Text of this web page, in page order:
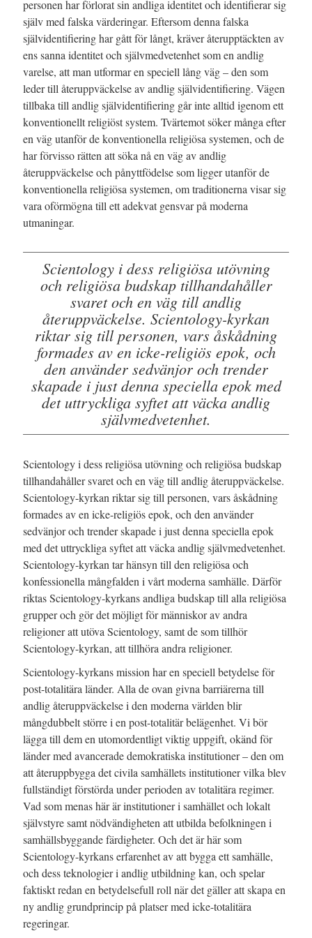
personen har förlorat sin andliga identitet och identifierar sig
själv med falska värderingar. Eftersom denna falska
självidentifiering har gått för långt, kräver återupptäckten av
ens sanna identitet och självmedvetenhet som en andlig
varelse, att man utformar en speciell lång väg – den som
leder till återuppväckelse av andlig självidentifiering. Vägen
tillbaka till andlig självidentifiering går inte alltid igenom ett
konventionellt religiöst system. Tvärtemot söker många efter
en väg utanför de konventionella religiösa systemen, och de
har förvisso rätten att söka nå en väg av andlig
återuppväckelse och pånyttfödelse som ligger utanför de
konventionella religiösa systemen, om traditionerna visar sig
vara oförmögna till ett adekvat gensvar på moderna
utmaningar.
Scientology i dess religiösa utövning
och religiösa budskap tillhandahåller
svaret och en väg till andlig
återuppväckelse. Scientology-kyrkan
riktar sig till personen, vars åskådning
formades av en icke-religiös epok, och
den använder sedvänjor och trender
skapade i just denna speciella epok med
det uttryckliga syftet att väcka andlig
självmedvetenhet.
Scientology i dess religiösa utövning och religiösa budskap
tillhandahåller svaret och en väg till andlig återuppväckelse.
Scientology-kyrkan riktar sig till personen, vars åskådning
formades av en icke-religiös epok, och den använder
sedvänjor och trender skapade i just denna speciella epok
med det uttryckliga syftet att väcka andlig självmedvetenhet.
Scientology-kyrkan tar hänsyn till den religiösa och
konfessionella mångfalden i vårt moderna samhälle. Därför
riktas Scientology-kyrkans andliga budskap till alla religiösa
grupper och gör det möjligt för människor av andra
religioner att utöva Scientology, samt de som tillhör
Scientology-kyrkan, att tillhöra andra religioner.
Scientology-kyrkans mission har en speciell betydelse för
post-totalitära länder. Alla de ovan givna barriärerna till
andlig återuppväckelse i den moderna världen blir
mångdubbelt större i en post-totalitär belägenhet. Vi bör
lägga till dem en utomordentligt viktig uppgift, okänd för
länder med avancerade demokratiska institutioner – den om
att återuppbygga det civila samhällets institutioner vilka blev
fullständigt förstörda under perioden av totalitära regimer.
Vad som menas här är institutioner i samhället och lokalt
självstyre samt nödvändigheten att utbilda befolkningen i
samhällsbyggande färdigheter. Och det är här som
Scientology-kyrkans erfarenhet av att bygga ett samhälle,
och dess teknologier i andlig utbildning kan, och spelar
faktiskt redan en betydelsefull roll när det gäller att skapa en
ny andlig grundprincip på platser med icke-totalitära
regeringar.